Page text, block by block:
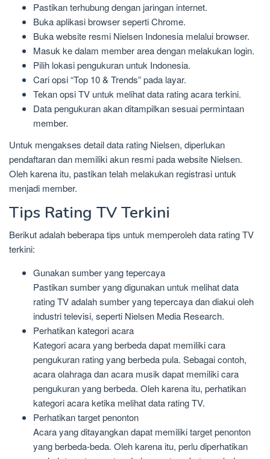
Pastikan terhubung dengan jaringan internet.
Buka aplikasi browser seperti Chrome.
Buka website resmi Nielsen Indonesia melalui browser.
Masuk ke dalam member area dengan melakukan login.
Pilih lokasi pengukuran untuk Indonesia.
Cari opsi “Top 10 & Trends” pada layar.
Tekan opsi TV untuk melihat data rating acara terkini.
Data pengukuran akan ditampilkan sesuai permintaan
member.
Untuk mengakses detail data rating Nielsen, diperlukan
pendaftaran dan memiliki akun resmi pada website Nielsen.
Oleh karena itu, pastikan telah melakukan registrasi untuk
menjadi member.
Tips Rating TV Terkini
Berikut adalah beberapa tips untuk memperoleh data rating TV
terkini:
Gunakan sumber yang tepercaya
Pastikan sumber yang digunakan untuk melihat data
rating TV adalah sumber yang tepercaya dan diakui oleh
industri televisi, seperti Nielsen Media Research.
Perhatikan kategori acara
Kategori acara yang berbeda dapat memiliki cara
pengukuran rating yang berbeda pula. Sebagai contoh,
acara olahraga dan acara musik dapat memiliki cara
pengukuran yang berbeda. Oleh karena itu, perhatikan
kategori acara ketika melihat data rating TV.
Perhatikan target penonton
Acara yang ditayangkan dapat memiliki target penonton
yang berbeda-beda. Oleh karena itu, perlu diperhatikan